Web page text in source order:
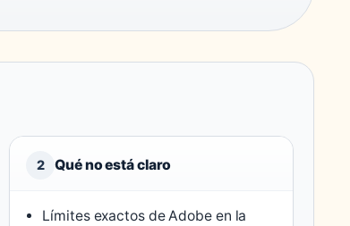
2 Qué no está claro
Límites exactos de Adobe en la